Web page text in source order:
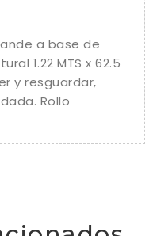
a base de
1.22 MTS x 62.5
y resguardar,
Rollo